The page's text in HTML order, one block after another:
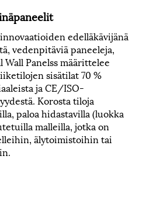
edelläkävijänä
vedenpitäviä paneeleja,
Wall Panelss määrittelee
sisätilat 70 %
ja CE/ISO-
Korosta tiloja
paloa hidastavilla (luokka
malleilla, jotka on
älytoimistoihin tai